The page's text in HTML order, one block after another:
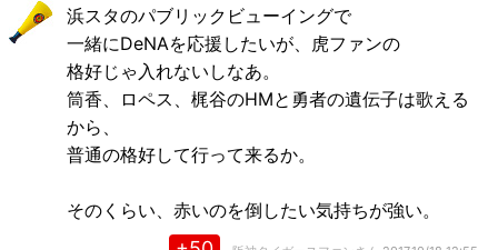
浜スタのパブリックビューイングで
一緒にDeNAを応援したいが、虎ファンの
格好じゃ入れないしなあ。
筒香、ロペス、梶谷のHMと勇者の遺伝子は歌える
から、
普通の格好して行って来るか。
そのくらい、赤いのを倒したい気持ちが強い。